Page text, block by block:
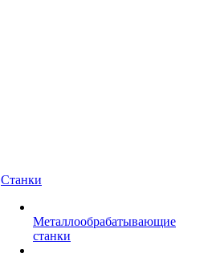
Станки
Металлообрабатывающие
станки